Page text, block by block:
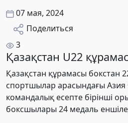
07 мая, 2024
Поделиться
3
Қазақстан U22
Қазақстан құрамасы бокстан
спортшылар арасындағы
командалық есепте бірінші
боксшылары 24 медаль